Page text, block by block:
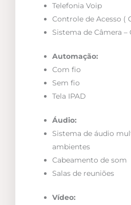
Telefonia Voip
Controle de Acesso (
Sistema de Câmera –
Automação:
Com fio
Sem fio
Tela IPAD
Áudio:
Sistema de áudio
ambientes
Cabeamento de som
Salas de reuniões
Vídeo: